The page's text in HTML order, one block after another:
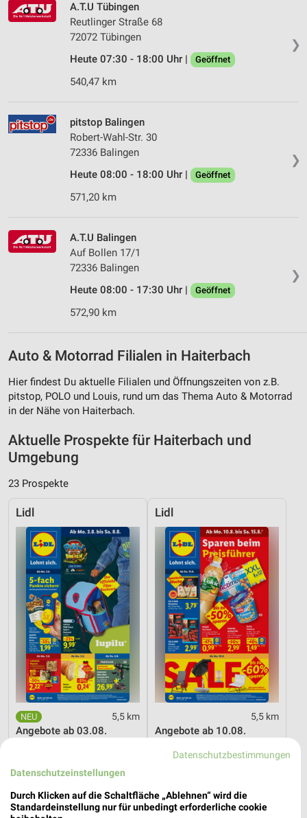
❯
A.T.U Tübingen
Reutlinger Straße 68
72072 Tübingen
Heute 07:30 - 18:00 Uhr |
Geöffnet
540,47 km
❯
pitstop Balingen
Robert-Wahl-Str. 30
72336 Balingen
Heute 08:00 - 18:00 Uhr |
Geöffnet
571,20 km
❯
A.T.U Balingen
Auf Bollen 17/1
72336 Balingen
Heute 08:00 - 17:30 Uhr |
Geöffnet
572,90 km
Auto & Motorrad Filialen in Haiterbach
Hier findest Du aktuelle Filialen und Öffnungszeiten von z.B.
pitstop, POLO und Louis, rund um das Thema Auto & Motorrad
in der Nähe von Haiterbach.
Aktuelle Prospekte für Haiterbach und
Umgebung
23 Prospekte
Lidl
5,5 km
Angebote ab 03.08.
Lidl
5,5 km
Angebote ab 10.08.
PENNY
Datenschutzbestimmungen
Datenschutzeinstellungen
Durch Klicken auf die Schaltfläche „Ablehnen“ wird die
Standardeinstellung nur für unbedingt erforderliche cookie